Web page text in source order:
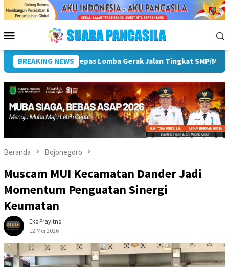
Menu
Mobile
BREAKING NEWS
HUT ke-81 RI Pemkot Lubuk Linggau Sosialisasikan
Beranda Bojonegoro
Muscam MUI Kecamatan Dander Jadi
Momentum Penguatan Sinergi
Keumatan
Eko Prayitno
12 Mei 2026